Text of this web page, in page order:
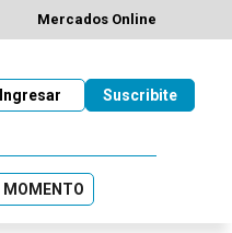
Mercados Online
Suscribite
Ingresar
MOMENTO